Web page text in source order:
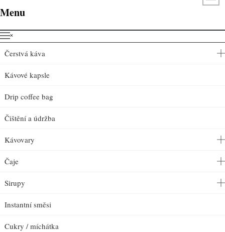
Menu
˟
Čerstvá káva
Kávové kapsle
Drip coffee bag
Čištění a údržba
Kávovary
Čaje
Sirupy
Instantní směsi
Cukry / míchátka